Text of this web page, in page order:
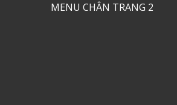
MENU CHÂN TRANG 2